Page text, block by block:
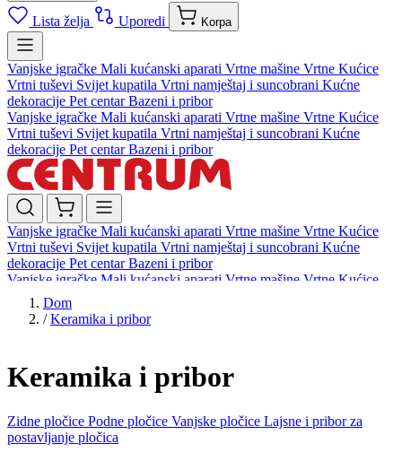
Lista želja Uporedi Korpa
Vanjske igračke Mali kućanski aparati Vrtne mašine Vrtne Kućice
Vrtni tuševi Svijet kupatila Vrtni namještaj i suncobrani Kućne
dekoracije Pet centarBazeni i pribor
Vanjske igračke Mali kućanski aparati Vrtne mašine Vrtne Kućice
Vrtni tuševi Svijet kupatila Vrtni namještaj i suncobrani Kućne
dekoracije Pet centarBazeni i pribor
Vanjske igračke Mali kućanski aparati Vrtne mašine Vrtne Kućice
Vrtni tuševi Svijet kupatila Vrtni namještaj i suncobrani Kućne
dekoracije Pet centarBazeni i pribor
Vanjske igračke Mali kućanski aparati Vrtne mašine Vrtne Kućice
Vrtni tuševi
dekoracijePet centar Bazeni i pribor
Dom
/ Keramika i pribor
Keramika i pribor
Zidne pločice Podne pločice Vanjske pločice Lajsne i pribor za
postavljanje pločica